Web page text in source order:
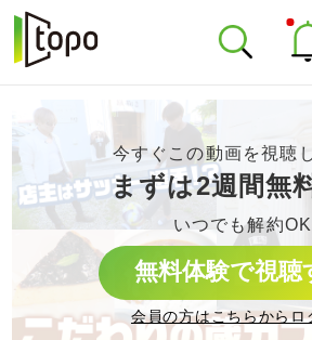
今すぐこの動画を視聴
まずは2週間無
いつでも解約OK
無料体験で視聴
会員の方はこちらからロ